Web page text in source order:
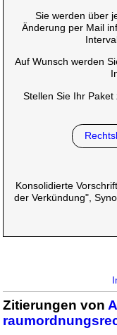
Sie werden über
Änderung per Mail
Auf Wunsch werden
Stellen Sie Ihr
Konsolidierte
der Verkündung",
Zitierungen von